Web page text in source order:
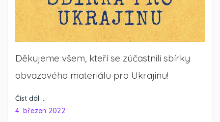
4. březen 2022
Děkujeme všem, kteří se zúčastnili sbírky
obvazového materiálu pro Ukrajinu!
Číst dál …